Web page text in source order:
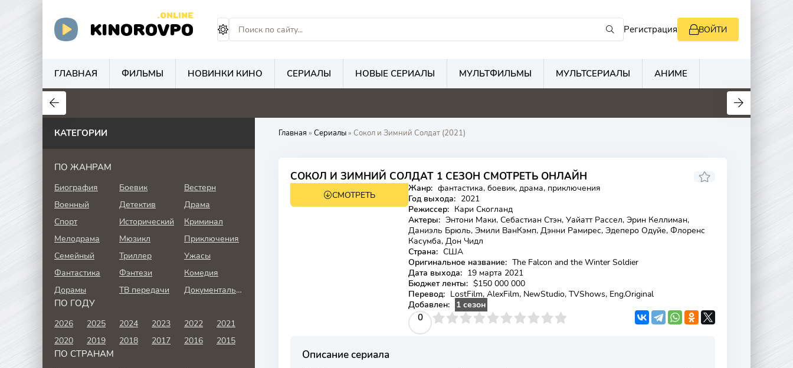
KINOROVPO
.ONLINE
Регистрация ВОЙТИ
ГЛАВНАЯ ФИЛЬМЫ НОВИНКИ КИНО СЕРИАЛЫ НОВЫЕ СЕРИАЛЫ МУЛЬТФИЛЬМЫ МУЛЬТСЕРИАЛЫ АНИМЕ
Главная » Сериалы» Сокол и Зимний Солдат (2021)
СОКОЛ И ЗИМНИЙ СОЛДАТ 1 СЕЗОН СМОТРЕТЬ ОНЛАЙН
6.2 7.1
СМОТРЕТЬ
Жанр: фантастика, боевик, драма, приключения
Год выхода: 2021
Режиссер: Кари Скогланд
Актеры: Энтони Маки, Себастиан Стэн, Уайатт Рассел, Эрин Келлиман,
Даниэль Брюль, Эмили ВанКэмп, Дэнни Рамирес, Эдеперо Одуйе, Флоренс
Касумба, Дон Чидл
Страна: США
Оригинальное название: The Falcon and the Winter Soldier
Дата выхода: 19 марта 2021
Бюджет ленты: $150 000 000
Перевод: LostFilm, AlexFilm, NewStudio, TVShows, Eng.Original
Добавлен:
1 сезон
0
4 5 6 7 8 9 10
Описание сериала
КАТЕГОРИИ
ПО ЖАНРАМ
Биография Боевик
Вестерн
Военный
Детектив
Драма
Спорт
Исторический
Криминал
Мелодрама
Мюзикл
Приключения
Семейный
Триллер
Ужасы
Фантастика
Фэнтези
Комедия
Дорамы
ТВ передачи Документальный
ПО ГОДУ
2026 2025 2024 2023 2022
2021
2020
2019 2018 2017 2016 2015
ПО СТРАНАМ